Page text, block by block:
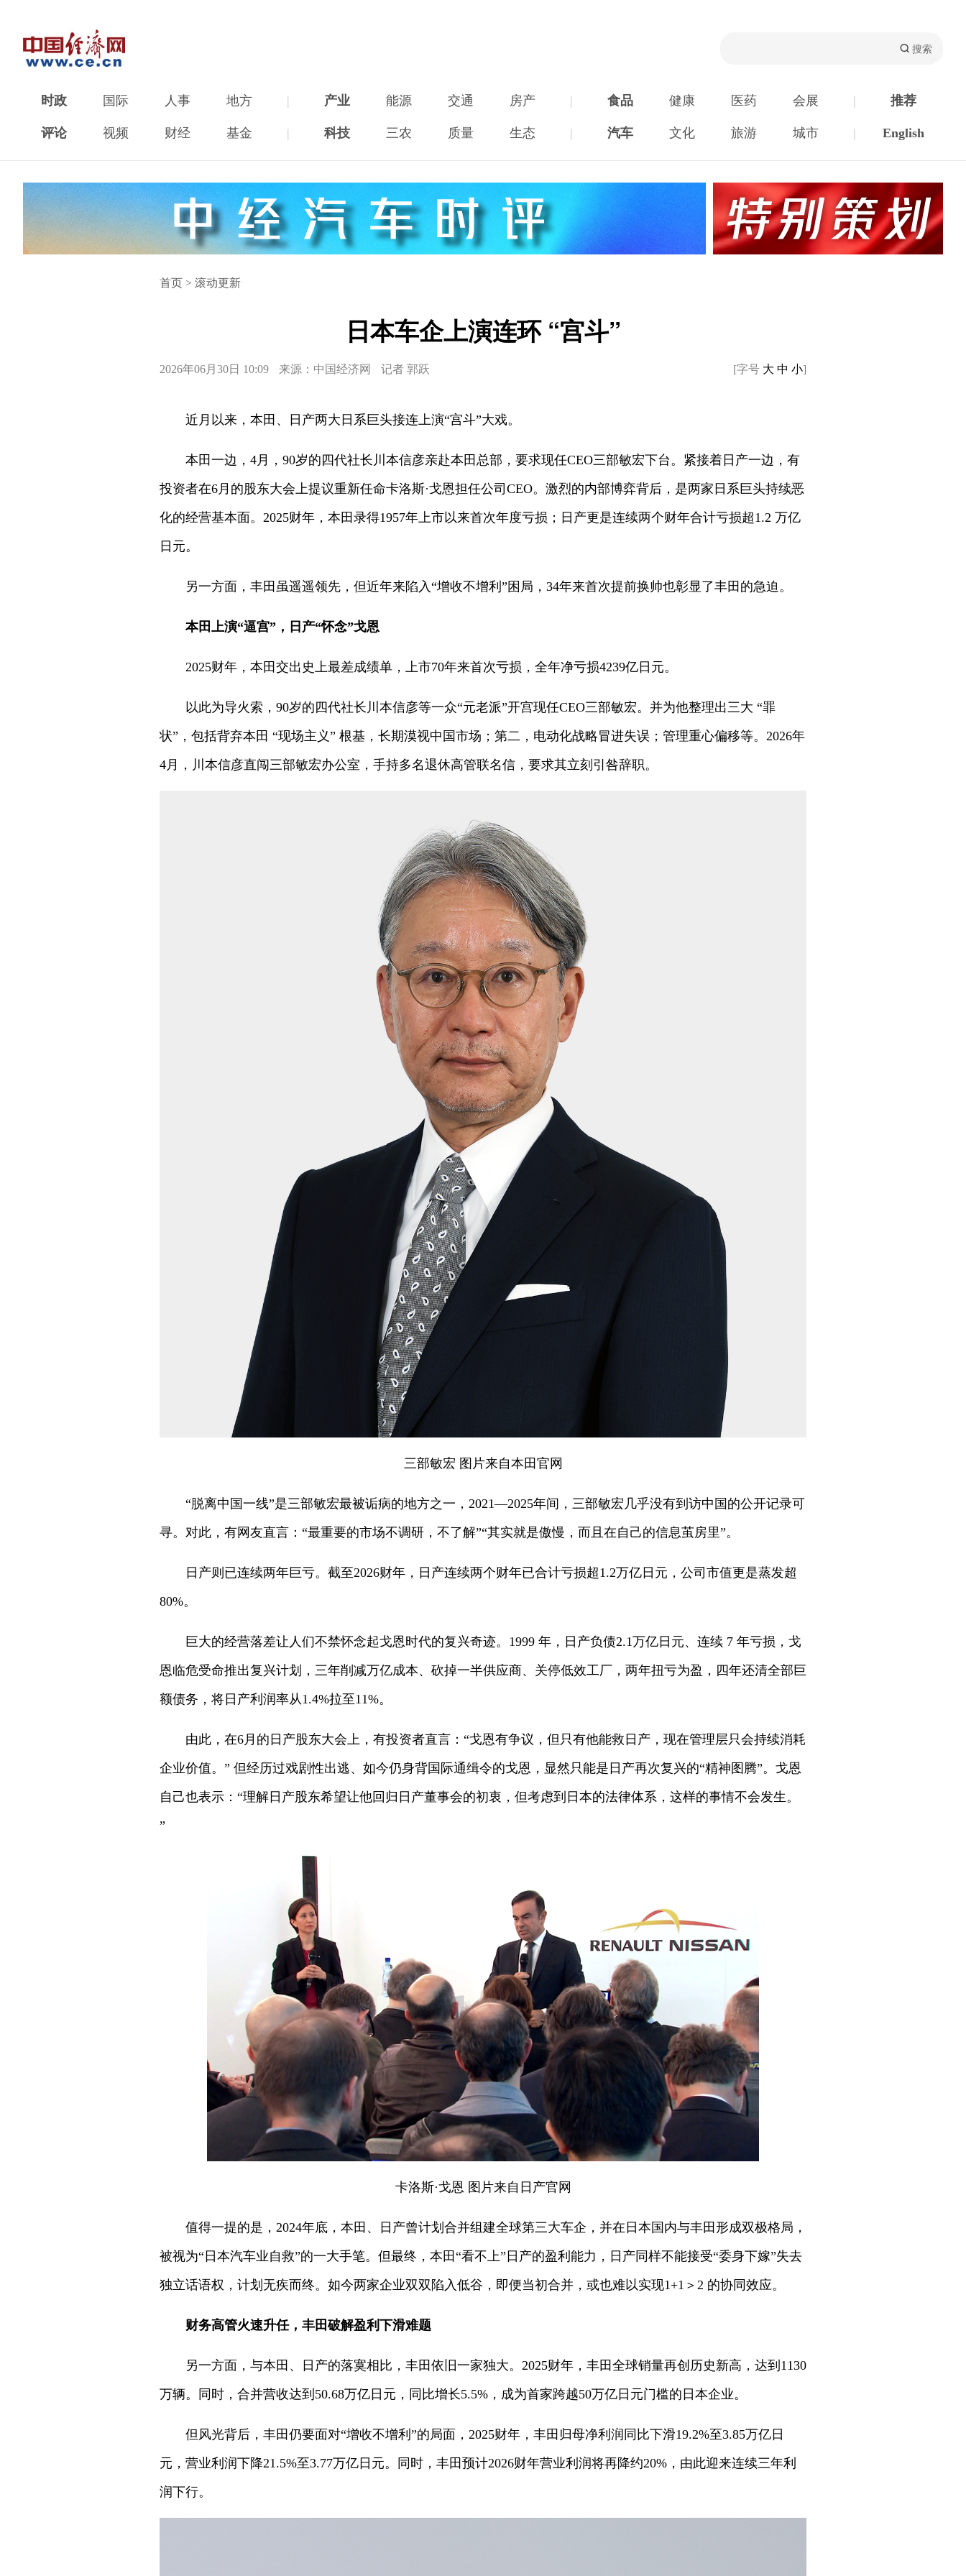
时政 国际 人事 地方 | 产业 能源 交通 房产 | 食品 健康 医药 会展 | 推荐
评论 视频 财经 基金 | 科技 三农 质量 生态 | 汽车 文化 旅游 城市 | English
首页 > 滚动更新
日本车企上演连环 “宫斗”
2026年06月30日 10:09 来源：中国经济网 记者 郭跃 [字号 大 中 小]
近月以来，本田、日产两大日系巨头接连上演“宫斗”大戏。
本田一边，4月，90岁的四代社长川本信彦亲赴本田总部，要求现任CEO三部敏宏下台。紧接着日产一边，有
投资者在6月的股东大会上提议重新任命卡洛斯·戈恩担任公司CEO。激烈的内部博弈背后，是两家日系巨头持续恶
化的经营基本面。2025财年，本田录得1957年上市以来首次年度亏损；日产更是连续两个财年合计亏损超1.2 万亿
日元。
另一方面，丰田虽遥遥领先，但近年来陷入“增收不增利”困局，34年来首次提前换帅也彰显了丰田的急迫。
本田上演“逼宫”，日产“怀念”戈恩
2025财年，本田交出史上最差成绩单，上市70年来首次亏损，全年净亏损4239亿日元。
以此为导火索，90岁的四代社长川本信彦等一众“元老派”开宫现任CEO三部敏宏。并为他整理出三大 “罪
状”，包括背弃本田 “现场主义” 根基，长期漠视中国市场；第二，电动化战略冒进失误；管理重心偏移等。2026年
4月，川本信彦直闯三部敏宏办公室，手持多名退休高管联名信，要求其立刻引咎辞职。
三部敏宏 图片来自本田官网
“脱离中国一线”是三部敏宏最被诟病的地方之一，2021—2025年间，三部敏宏几乎没有到访中国的公开记录可
寻。对此，有网友直言：“最重要的市场不调研，不了解”“其实就是傲慢，而且在自己的信息茧房里”。
日产则已连续两年巨亏。截至2026财年，日产连续两个财年已合计亏损超1.2万亿日元，公司市值更是蒸发超
80%。
巨大的经营落差让人们不禁怀念起戈恩时代的复兴奇迹。1999 年，日产负债2.1万亿日元、连续 7 年亏损，戈
恩临危受命推出复兴计划，三年削减万亿成本、砍掉一半供应商、关停低效工厂，两年扭亏为盈，四年还清全部巨
额债务，将日产利润率从1.4%拉至11%。
由此，在6月的日产股东大会上，有投资者直言：“戈恩有争议，但只有他能救日产，现在管理层只会持续消耗
企业价值。” 但经历过戏剧性出逃、如今仍身背国际通缉令的戈恩，显然只能是日产再次复兴的“精神图腾”。戈恩
自己也表示：“理解日产股东希望让他回归日产董事会的初衷，但考虑到日本的法律体系，这样的事情不会发生。
”
卡洛斯·戈恩 图片来自日产官网
值得一提的是，2024年底，本田、日产曾计划合并组建全球第三大车企，并在日本国内与丰田形成双极格局，
被视为“日本汽车业自救”的一大手笔。但最终，本田“看不上”日产的盈利能力，日产同样不能接受“委身下嫁”失去
独立话语权，计划无疾而终。如今两家企业双双陷入低谷，即便当初合并，或也难以实现1+1＞2 的协同效应。
财务高管火速升任，丰田破解盈利下滑难题
另一方面，与本田、日产的落寞相比，丰田依旧一家独大。2025财年，丰田全球销量再创历史新高，达到1130
万辆。同时，合并营收达到50.68万亿日元，同比增长5.5%，成为首家跨越50万亿日元门槛的日本企业。
但风光背后，丰田仍要面对“增收不增利”的局面，2025财年，丰田归母净利润同比下滑19.2%至3.85万亿日
元，营业利润下降21.5%至3.77万亿日元。同时，丰田预计2026财年营业利润将再降约20%，由此迎来连续三年利
润下行。